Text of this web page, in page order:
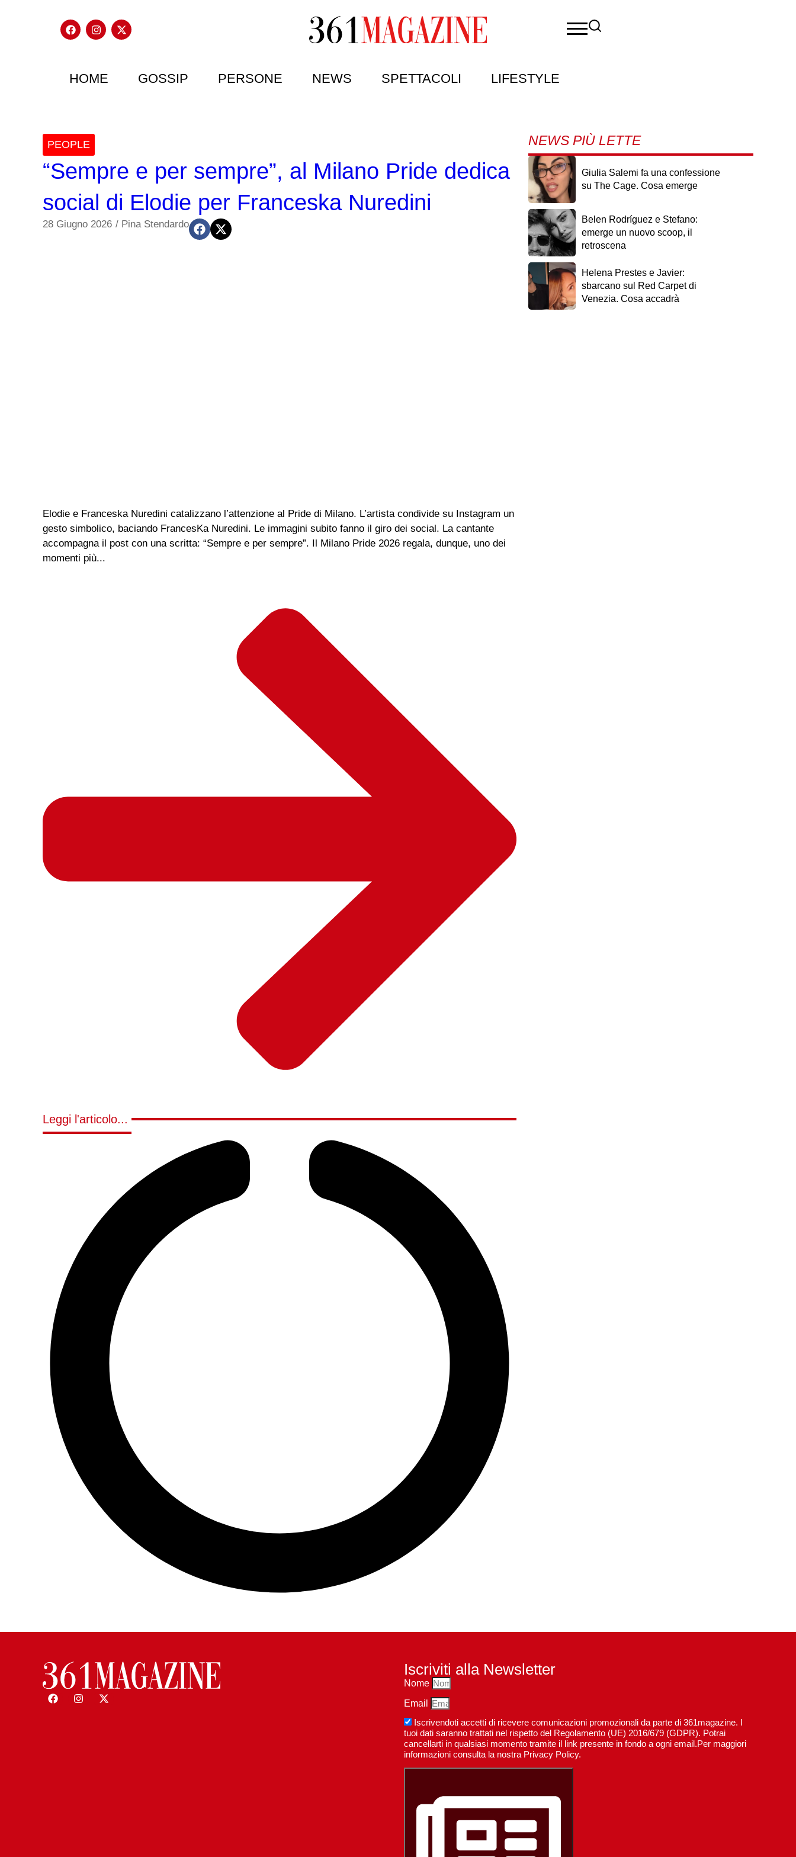
HOME GOSSIP PERSONE NEWS SPETTACOLI LIFESTYLE
PEOPLE
“Sempre e per sempre”, al Milano Pride dedica
social di Elodie per Franceska Nuredini
28 Giugno 2026 / Pina Stendardo
Elodie e Franceska Nuredini catalizzano l’attenzione al Pride di Milano. L’artista condivide su Instagram un
gesto simbolico, baciando FrancesKa Nuredini. Le immagini subito fanno il giro dei social. La cantante
accompagna il post con una scritta: “Sempre e per sempre”. Il Milano Pride 2026 regala, dunque, uno dei
momenti più...
Leggi l'articolo...
NEWS PIÙ LETTE
Giulia Salemi fa una confessione
su The Cage. Cosa emerge
Belen Rodríguez e Stefano:
emerge un nuovo scoop, il
retroscena
Helena Prestes e Javier:
sbarcano sul Red Carpet di
Venezia. Cosa accadrà
Iscriviti alla Newsletter
Nome
Email
Iscrivendoti accetti di ricevere comunicazioni promozionali da parte di 361magazine. I
tuoi dati saranno trattati nel rispetto del Regolamento (UE) 2016/679 (GDPR). Potrai
cancellarti in qualsiasi momento tramite il link presente in fondo a ogni email.Per maggiori
informazioni consulta la nostra Privacy Policy.